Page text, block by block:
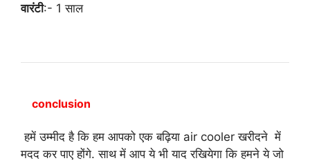
वारंटी:- 1 साल
conclusion
हमें उम्मीद है कि हम आपको एक बढ़िया air cooler खरीदने में
मदद कर पाए होंगे. साथ में आप ये भी याद रखियेगा कि हमने ये जो